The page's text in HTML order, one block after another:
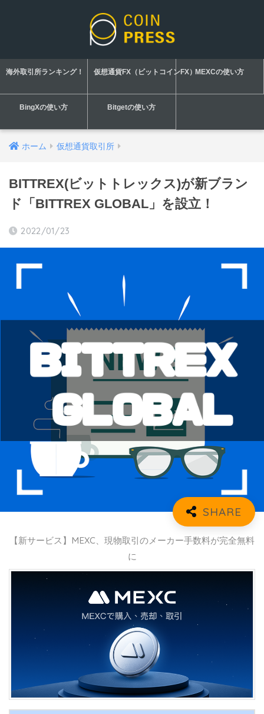
海外取引所ランキング！ 仮想通貨FX（ビットコインFX）MEXCの使い方
BingXの使い方 Bitgetの使い方
ホーム 仮想通貨取引所
BITTREX(ビットトレックス)が新ブラン
ド「BITTREX GLOBAL」を設立！
2022/01/23
【新サービス】MEXC、現物取引のメーカー手数料が完全無料
に